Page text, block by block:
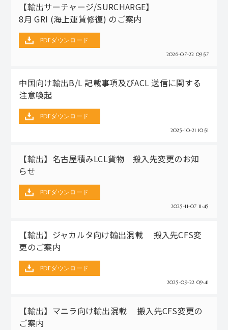
【輸出サーチャージ/SURCHARGE】
8月 GRI (海上運賃修復) のご案内
PDFダウンロード
2026-07-22 09:57
中国向け輸出B/L 記載事項及びACL 送信に関する
注意喚起
PDFダウンロード
2025-10-21 10:51
【輸出】名古屋積みLCL貨物 搬入先変更のお知
らせ
PDFダウンロード
2025-11-07 11:45
【輸出】ジャカルタ向け輸出混載 搬入先CFS変
更のご案内
PDFダウンロード
2025-09-22 09:41
【輸出】マニラ向け輸出混載 搬入先CFS変更の
ご案内